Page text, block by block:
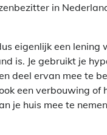
in
eigenlijk een
is. Je gebruikt je
deel ervan mee te
een verbouwing of
je huis mee te